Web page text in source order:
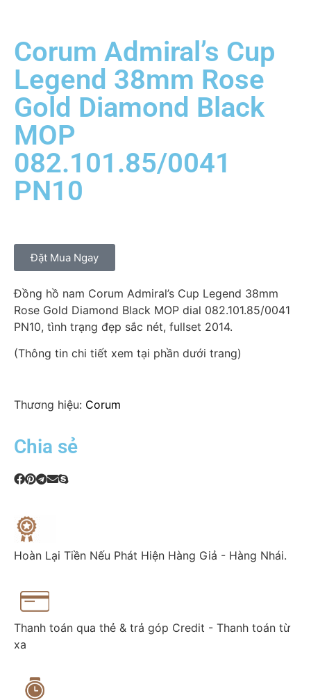
Corum Admiral’s Cup
Legend 38mm Rose
Gold Diamond Black
MOP
082.101.85/0041
PN10
Đặt Mua Ngay
Đồng hồ nam Corum Admiral’s Cup Legend 38mm
Rose Gold Diamond Black MOP dial 082.101.85/0041
PN10, tình trạng đẹp sắc nét, fullset 2014.
(Thông tin chi tiết xem tại phần dưới trang)
Thương hiệu: Corum
Chia sẻ
Hoàn Lại Tiền Nếu Phát Hiện Hàng Giả - Hàng Nhái.
Thanh toán qua thẻ & trả góp Credit - Thanh toán từ
xa